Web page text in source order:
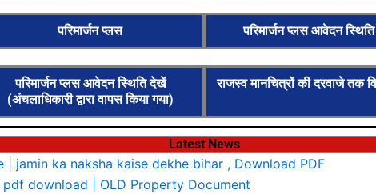
परिमार्जन प्लस परिमार्जन प्लस आवेदन
परिमार्जन प्लस आवेदन स्थिति देखें
(अंचलाधिकारी द्वारा वापस किया गया)
राजस्व मानचित्रों की दरवाजे तक
Latest News
| jamin ka naksha kaise dekhe bihar , Download PDF
download | OLD Property Document